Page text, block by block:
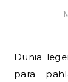
Dunia legenda seluler terus berkembang, dengan
para